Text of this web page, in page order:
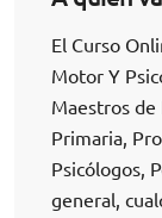
El Curso
Motor Y
Maestros de
Primaria,
Psicólogos,
general,